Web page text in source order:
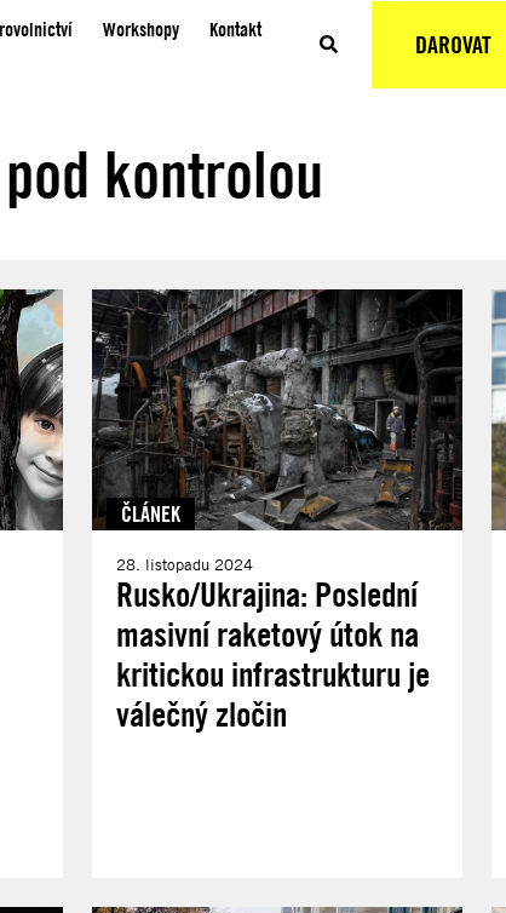
Workshopy Kontakt DAROVAT
kontrolou
ČLÁNEK
28. listopadu 2024
Rusko/Ukrajina: Poslední
masivní raketový útok na
kritickou infrastrukturu je
válečný zločin